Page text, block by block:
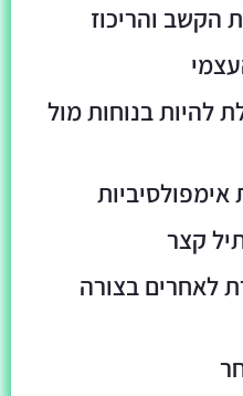
הקשב והריכוז
להיות בנוחות מול
קצר
לאחרים בצורה